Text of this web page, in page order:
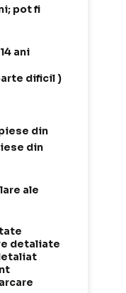
pot fi
ani
dificil )
din
din
ale
detaliate